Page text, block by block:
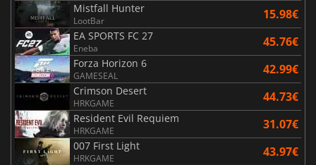
Mistfall Hunter
LootBar 15.98€
EA SPORTS FC 27
Eneba 45.76€
Forza Horizon 6
GAMESEAL 42.99€
Crimson Desert
HRKGAME 44.73€
Resident Evil Requiem
HRKGAME 31.07€
007 First Light
HRKGAME 43.97€